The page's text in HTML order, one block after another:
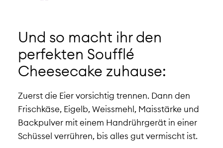
Und so macht ihr den
perfekten Soufflé
Cheesecake zuhause:
Zuerst die Eier vorsichtig trennen. Dann den
Frischkäse, Eigelb, Weissmehl, Maisstärke und
Backpulver mit einem Handrührgerät in einer
Schüssel verrühren, bis alles gut vermischt ist.